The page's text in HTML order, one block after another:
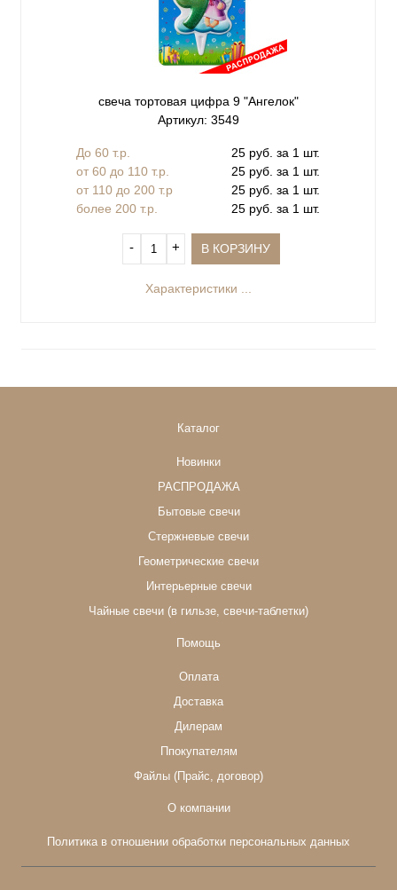
свеча тортовая цифра 9 "Ангелок"
Артикул: 3549
До 60 т.р.
25 руб. за 1 шт.
от 60 до 110 т.р.
25 руб. за 1 шт.
от 110 до 200 т.р
25 руб. за 1 шт.
более 200 т.р.
25 руб. за 1 шт.
‐ + В КОРЗИНУ
Характеристики ...
Каталог
Новинки
РАСПРОДАЖА
Бытовые свечи
Стержневые свечи
Геометрические свечи
Интерьерные свечи
Чайные свечи (в гильзе, свечи-таблетки)
Помощь
Оплата
Доставка
Дилерам
Ппокупателям
Файлы (Прайс, договор)
О компании
Политика в отношении обработки персональных данных